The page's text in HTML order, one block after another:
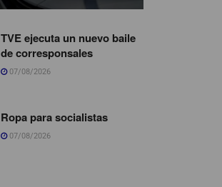
TVE ejecuta un nuevo baile
de corresponsales
07/08/2026
Ropa para socialistas
07/08/2026